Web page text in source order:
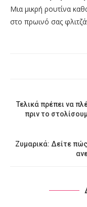
Μια μικρή ρουτίνα
στο πρωινό σας
Τελικά πρέπει να
πριν το
Ζυμαρικά: Δείτε